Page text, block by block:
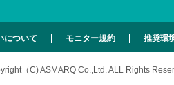
について モニター規約 推奨環
（C) ASMARQ Co.,Ltd.ALL Rights